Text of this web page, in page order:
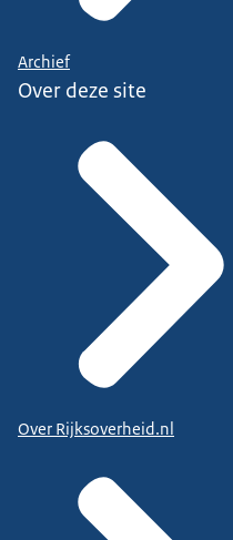
Archief
Over deze site
Over Rijksoverheid.nl